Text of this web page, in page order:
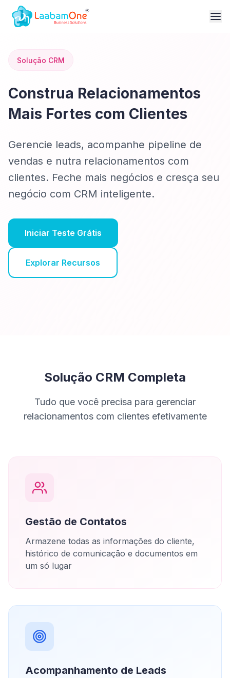
Solução CRM
Construa Relacionamentos
Mais Fortes com Clientes
Gerencie leads, acompanhe pipeline de
vendas e nutra relacionamentos com
clientes. Feche mais negócios e cresça seu
negócio com CRM inteligente.
Iniciar Teste Grátis
Explorar Recursos
Solução CRM Completa
Tudo que você precisa para gerenciar
relacionamentos com clientes efetivamente
Gestão de Contatos
Armazene todas as informações do cliente,
histórico de comunicação e documentos em
um só lugar
Acompanhamento de Leads